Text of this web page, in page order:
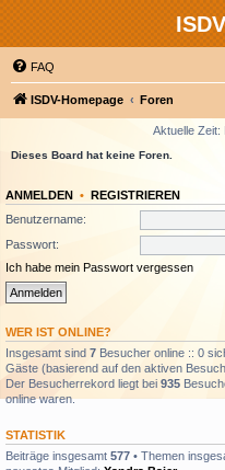
FAQ
ISDV-Homepage Foren
Aktuelle Zeit:
Dieses Board hat keine Foren.
ANMELDEN • REGISTRIEREN
Benutzername:
Passwort:
Ich habe mein Passwort vergessen
WER IST ONLINE?
Insgesamt sind 7 Besucher online :: 0
Gäste (basierend auf den aktiven
Der Besucherrekord liegt bei 935
online waren.
STATISTIK
Beiträge insgesamt 577 • Themen